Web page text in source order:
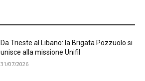
Da Trieste al Libano: la Brigata Pozzuolo si
unisce alla missione Unifil
31/07/2026